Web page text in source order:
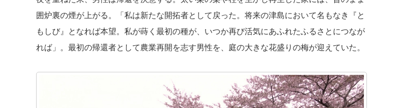
囲炉裏の煙が上がる。「私は新たな開拓者として戻った。将来の津島において名もなき『と
もしび』となれば本望。私が蒔く最初の種が、いつか再び活気にあふれたふるさとにつなが
れば」。最初の帰還者として農業再開を志す男性を、庭の大きな花盛りの梅が迎えていた。